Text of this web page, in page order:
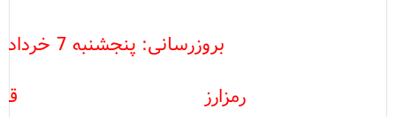
بروزرسانی: پنجشنبه 7 خرداد
رمزارز